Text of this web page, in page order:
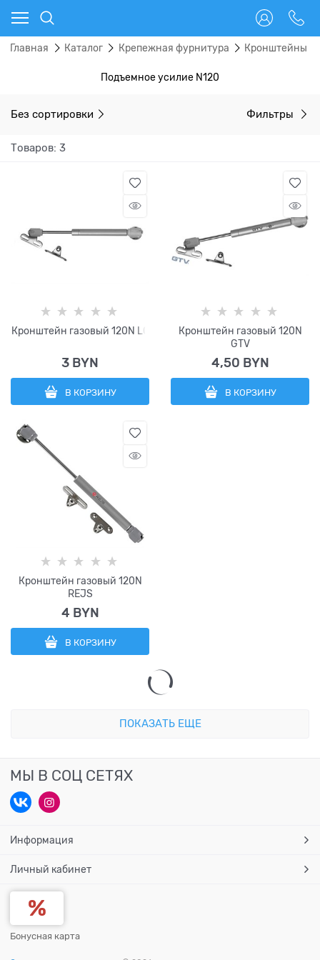
Главная Каталог Крепежная фурнитура Кронштейны
Подъемное усилие N120
Без сортировки Фильтры
Товаров: 3
Кронштейн газовый 120N LC
3 BYN
В КОРЗИНУ
Кронштейн газовый 120N
GTV
4,50 BYN
В КОРЗИНУ
Кронштейн газовый 120N
REJS
4 BYN
В КОРЗИНУ
ПОКАЗАТЬ ЕЩЕ
МЫ В СОЦ СЕТЯХ
Информация
Личный кабинет
Бонусная карта